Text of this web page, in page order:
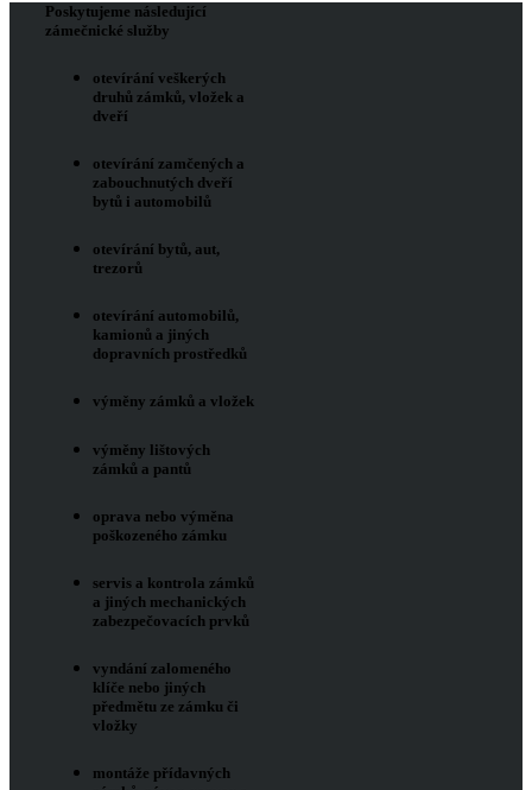
Poskytujeme následující
zámečnické služby
otevírání veškerých
druhů zámků, vložek a
dveří
otevírání zamčených a
zabouchnutých dveří
bytů i automobilů
otevírání bytů, aut,
trezorů
otevírání automobilů,
kamionů a jiných
dopravních prostředků
výměny zámků a vložek
výměny lištových
zámků a pantů
oprava nebo výměna
poškozeného zámku
servis a kontrola zámků
a jiných mechanických
zabezpečovacích prvků
vyndání zalomeného
klíče nebo jiných
předmětu ze zámku či
vložky
montáže přídavných